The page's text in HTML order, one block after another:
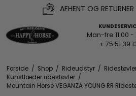
AFHENT OG
Man-fre 11.00 -
+ 75 51 39
Forside / Shop / Rideudstyr /
Kunstlæder ridestøvler /
Mountain Horse VEGANZA YOUNG RR